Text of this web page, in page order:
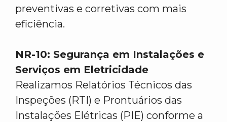
preventivas e corretivas com mais
eficiência.
NR-10: Segurança em Instalações e
Serviços em Eletricidade
Realizamos Relatórios Técnicos das
Inspeções (RTI) e Prontuários das
Instalações Elétricas (PIE) conforme a